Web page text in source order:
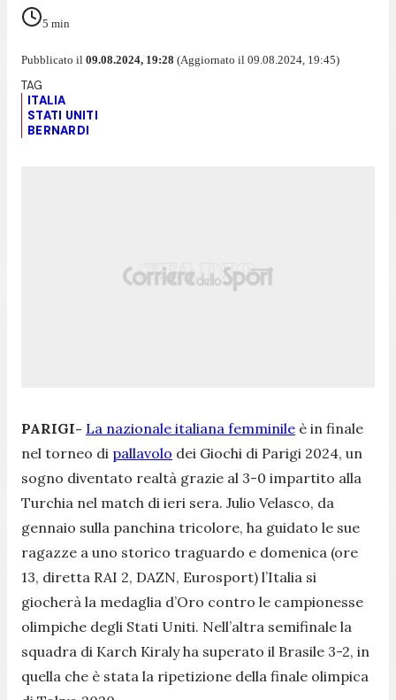
5 min
Pubblicato il 09.08.2024, 19:28 (Aggiornato il 09.08.2024, 19:45)
ITALIA
STATI UNITI
BERNARDI
PARIGI- La nazionale italiana femminile è in finale
nel torneo di pallavolo dei Giochi di Parigi 2024, un
sogno diventato realtà grazie al 3-0 impartito alla
Turchia nel match di ieri sera. Julio Velasco, da
gennaio sulla panchina tricolore, ha guidato le sue
ragazze a uno storico traguardo e domenica (ore
13, diretta RAI 2, DAZN, Eurosport) l’Italia si
giocherà la medaglia d’Oro contro le campionesse
olimpiche degli Stati Uniti. Nell’altra semifinale la
squadra di Karch Kiraly ha superato il Brasile 3-2, in
quella che è stata la ripetizione della finale olimpica